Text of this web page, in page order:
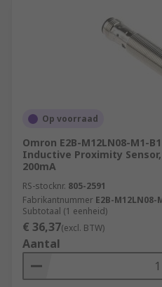
Op voorraad
Omron E2B-M12LN08-M1-
Inductive Proximity Sensor,
200mA
RS-stocknr. 805-2591
Fabrikantnummer E2B-M12LN08-
Subtotaal (1 eenheid)
€ 36,37(excl. BTW)
Aantal